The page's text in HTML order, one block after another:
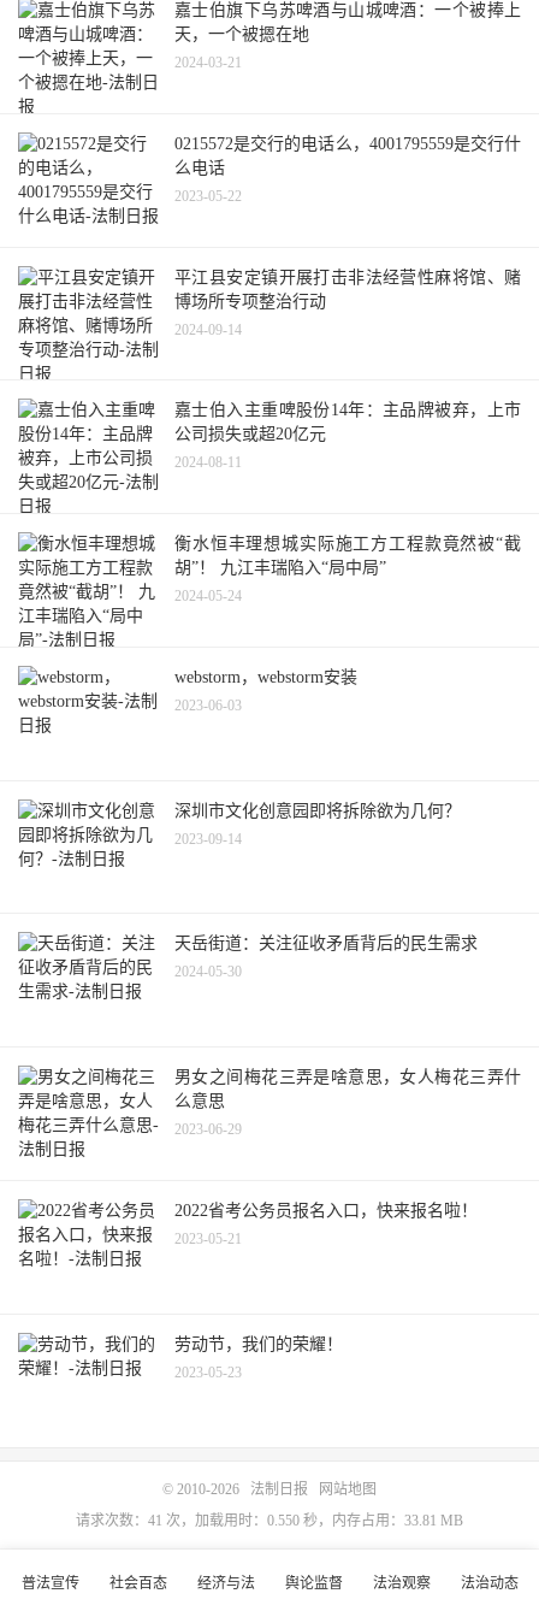
嘉士伯旗下乌苏啤酒与山城啤酒：一个被捧上
天，一个被摁在地
2024-03-21
0215572是交行的电话么，4001795559是交行什
么电话
2023-05-22
平江县安定镇开展打击非法经营性麻将馆、赌
博场所专项整治行动
2024-09-14
嘉士伯入主重啤股份14年：主品牌被弃，上市
公司损失或超20亿元
2024-08-11
衡水恒丰理想城实际施工方工程款竟然被“截
胡”！ 九江丰瑞陷入“局中局”
2024-05-24
webstorm，webstorm安装
2023-06-03
深圳市文化创意园即将拆除欲为几何？
2023-09-14
天岳街道：关注征收矛盾背后的民生需求
2024-05-30
男女之间梅花三弄是啥意思，女人梅花三弄什
么意思
2023-06-29
2022省考公务员报名入口，快来报名啦！
2023-05-21
劳动节，我们的荣耀！
2023-05-23
普法宣传 社会百态 经济与法 舆论监督 法治观察 法治动态
© 2010-2026 法制日报
网站地图
请求次数：41 次，加载用时：0.550 秒，内存占用：33.81 MB